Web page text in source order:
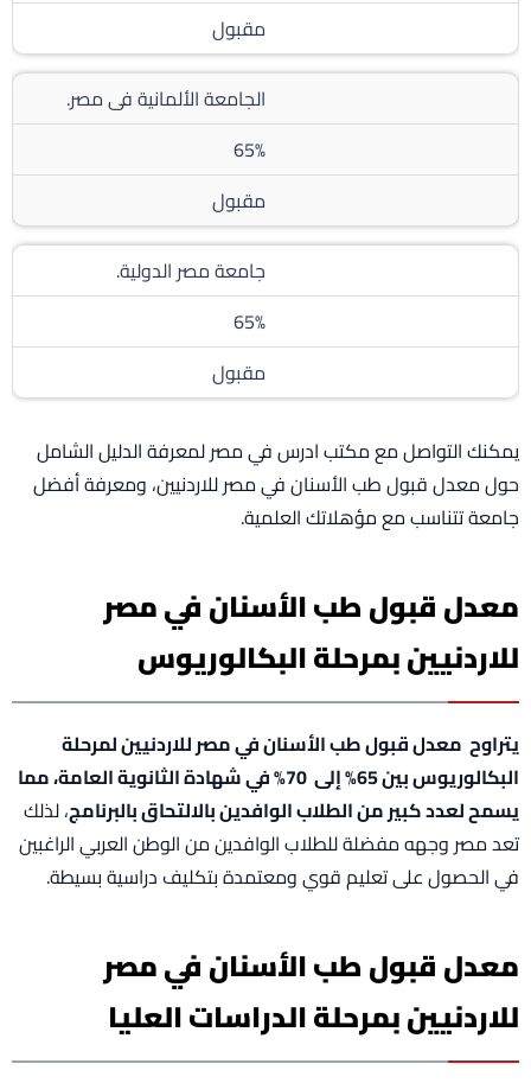
مقبول
الجامعة الألمانية فى مصر.
65%
مقبول
جامعة مصر الدولية.
65%
مقبول
يمكنك التواصل مع مكتب ادرس في مصر لمعرفة الدليل الشامل
حول معدل قبول طب الأسنان في مصر للاردنيين، ومعرفة أفضل
جامعة تتناسب مع مؤهلاتك العلمية.
معدل قبول طب الأسنان في مصر
للاردنيين بمرحلة البكالوريوس
يتراوح معدل قبول طب الأسنان في مصر للاردنيين لمرحلة
البكالوريوس بين 65% إلى 70% في شهادة الثانوية العامة، مما
يسمح لعدد كبير من الطلاب الوافدين بالالتحاق بالبرنامج، لذلك
تعد مصر وجهه مفضلة للطلاب الوافدين من الوطن العربي الراغبين
في الحصول على تعليم قوي ومعتمدة بتكليف دراسية بسيطة.
معدل قبول طب الأسنان في مصر
للاردنيين بمرحلة الدراسات العليا